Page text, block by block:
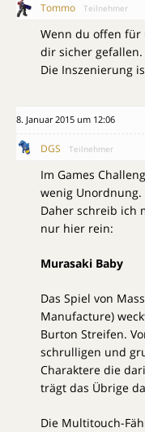
Tommo Teilnehmer
Wenn du offen für
dir sicher gefallen.
Die Inszenierung
8. Januar 2015 um 12:06
DGS Teilnehmer
Im Games
wenig Unordnung.
Daher schreib ich
nur hier rein:
Murasaki Baby
Das Spiel von
Manufacture)
Burton Streifen.
schrulligen und
Charaktere die
trägt das Übrige
Die Multitouch-